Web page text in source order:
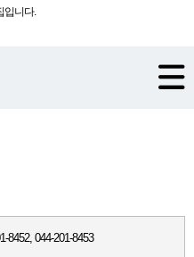
입니다.
8452, 044-201-8453